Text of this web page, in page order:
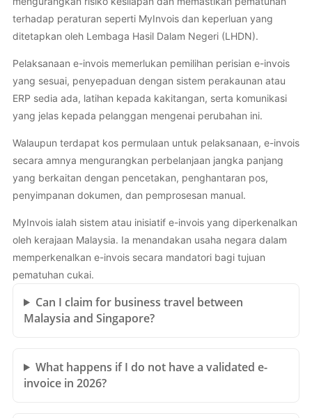
terhadap peraturan seperti MyInvois dan keperluan yang
ditetapkan oleh Lembaga Hasil Dalam Negeri (LHDN).
Pelaksanaan e-invois memerlukan pemilihan perisian e-invois
yang sesuai, penyepaduan dengan sistem perakaunan atau
ERP sedia ada, latihan kepada kakitangan, serta komunikasi
yang jelas kepada pelanggan mengenai perubahan ini.
Walaupun terdapat kos permulaan untuk pelaksanaan, e-invois
secara amnya mengurangkan perbelanjaan jangka panjang
yang berkaitan dengan pencetakan, penghantaran pos,
penyimpanan dokumen, dan pemprosesan manual.
MyInvois ialah sistem atau inisiatif e-invois yang diperkenalkan
oleh kerajaan Malaysia. Ia menandakan usaha negara dalam
memperkenalkan e-invois secara mandatori bagi tujuan
pematuhan cukai.
Can I claim for business travel between
Malaysia and Singapore?
What happens if I do not have a validated e-
invoice in 2026?